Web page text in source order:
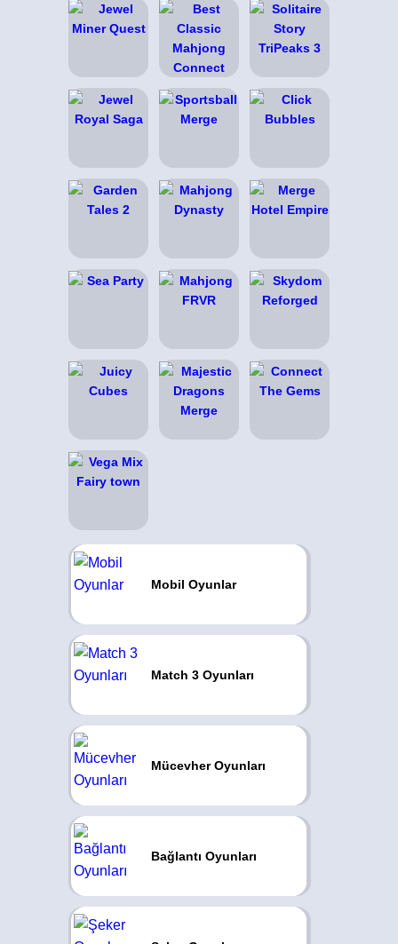
Mobil Oyunlar
Match 3 Oyunları
Mücevher Oyunları
Bağlantı Oyunları